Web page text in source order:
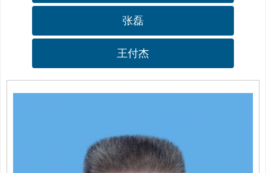
张磊
王付杰